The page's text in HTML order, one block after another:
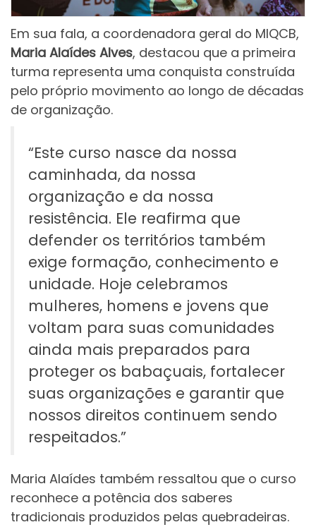
Em sua fala, a coordenadora geral do MIQCB,
Maria Alaídes Alves, destacou que a primeira
turma representa uma conquista construída
pelo próprio movimento ao longo de décadas
de organização.
“Este curso nasce da nossa
caminhada, da nossa
organização e da nossa
resistência. Ele reafirma que
defender os territórios também
exige formação, conhecimento e
unidade. Hoje celebramos
mulheres, homens e jovens que
voltam para suas comunidades
ainda mais preparados para
proteger os babaçuais, fortalecer
suas organizações e garantir que
nossos direitos continuem sendo
respeitados.”
Maria Alaídes também ressaltou que o curso
reconhece a potência dos saberes
tradicionais produzidos pelas quebradeiras.